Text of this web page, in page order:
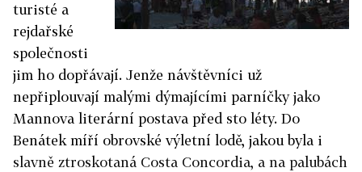
turisté a
rejdařské
společnosti
jim ho dopřávají. Jenže návštěvníci už
nepřiplouvají malými dýmajícími parníčky jako
Mannova literární postava před sto léty. Do
Benátek míří obrovské výletní lodě, jakou byla i
slavně ztroskotaná Costa Concordia, a na palubách